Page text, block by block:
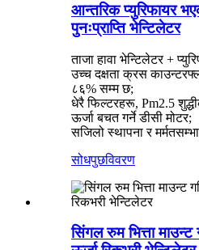
आन्तरिक प्युरिफायर
पुनःप्राप्ति भेन्टिलेटर
ताजा हावा भेन्टिलेटर +
उच्च दक्षता क्रस
८६% सम्म छ;
धेरै फिल्टरहरू, Pm2.5
ऊर्जा बचत गर्ने डीसी मोटर;
सजिलो स्थापना र
सोधपुछविवरण
सिंगल रुम भित्ता